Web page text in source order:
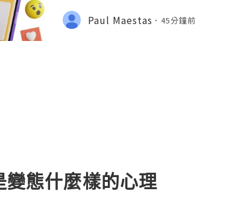
hatsApp: +1(352)270-0568 ➤
l.co Meta Description: Looking
Paul Maestas 45分鐘前
態什麼樣的心理